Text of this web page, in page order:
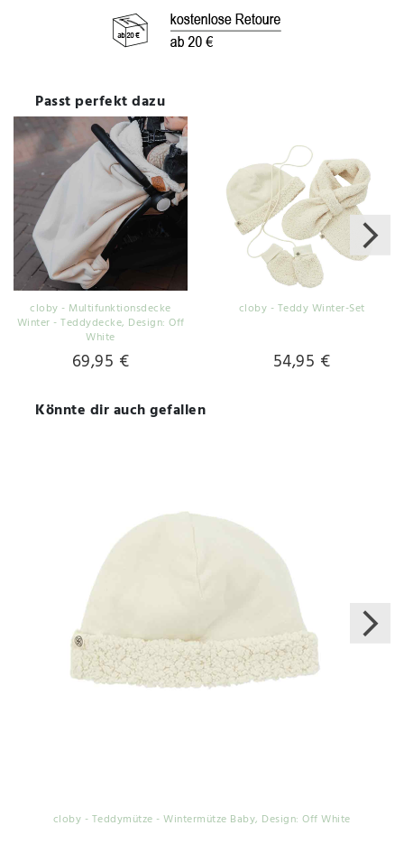
Passt perfekt dazu
cloby - Multifunktionsdecke
Winter - Teddydecke, Design: Off
White
69,95 €
cloby - Teddy Winter-Set
54,95 €
Könnte dir auch gefallen
cloby - Teddymütze - Wintermütze Baby, Design: Off White